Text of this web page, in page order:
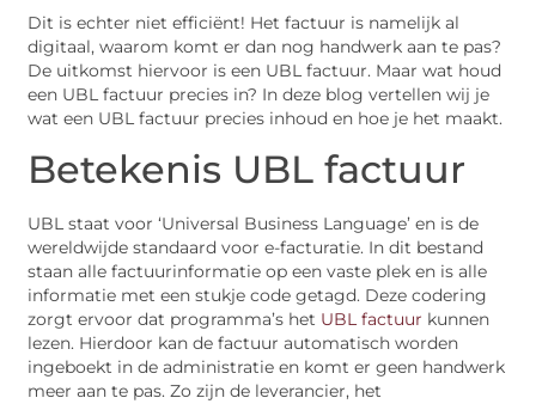
Dit is echter niet efficiënt! Het factuur is namelijk al
digitaal, waarom komt er dan nog handwerk aan te pas?
De uitkomst hiervoor is een UBL factuur. Maar wat houd
een UBL factuur precies in? In deze blog vertellen wij je
wat een UBL factuur precies inhoud en hoe je het maakt.
Betekenis UBL factuur
UBL staat voor ‘Universal Business Language’ en is de
wereldwijde standaard voor e-facturatie. In dit bestand
staan alle factuurinformatie op een vaste plek en is alle
informatie met een stukje code getagd. Deze codering
zorgt ervoor dat programma’s het UBL factuur kunnen
lezen. Hierdoor kan de factuur automatisch worden
ingeboekt in de administratie en komt er geen handwerk
meer aan te pas. Zo zijn de leverancier, het